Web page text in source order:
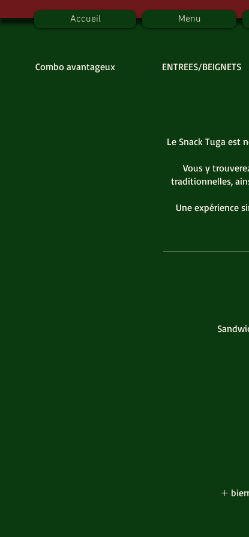
Accueil Menu
Combo avantageux ENTREES/BEIGNETS
Le Snack Tuga est
Vous y
traditionnelles,
Une expérience